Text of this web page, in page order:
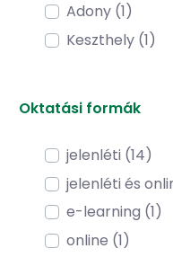
Adony (1)
Keszthely (1)
Oktatási formák
jelenléti (14)
jelenléti és
e-learning (1)
online (1)